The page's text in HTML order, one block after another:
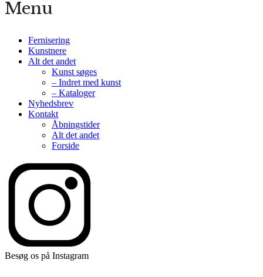
Menu
Fernisering
Kunstnere
Alt det andet
Kunst søges
– Indret med kunst
– Kataloger
Nyhedsbrev
Kontakt
Åbningstider
Alt det andet
Forside
Besøg os på Instagram